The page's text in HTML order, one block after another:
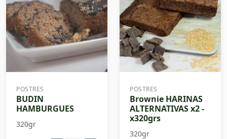
POSTRES
BUDIN
HAMBURGUES
320gr
POSTRES
Brownie HARINAS
ALTERNATIVAS x2 -
x320grs
320gr